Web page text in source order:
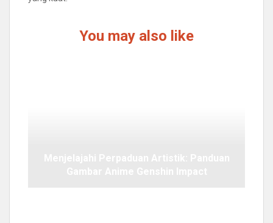
You may also like